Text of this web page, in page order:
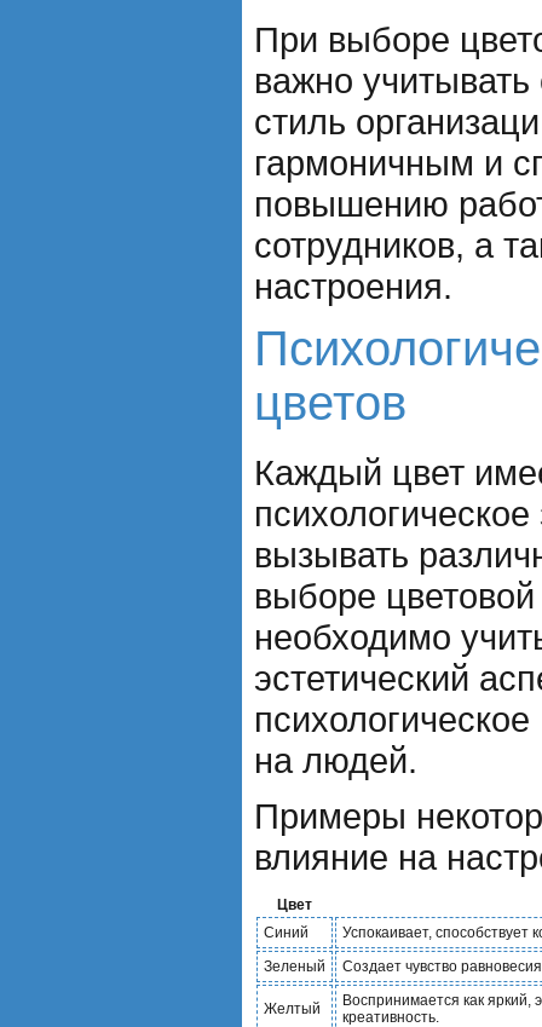
При выборе
важно
стиль
гармоничным и
повышению
сотрудников, а
настроения.
цветов
Каждый цвет
вызывать
выборе
необходимо
эстетический
на людей.
Примеры
влияние на
Цвет
Синий
Успокаивает, способствует
Зеленый
Создает чувство
Желтый
Воспринимается как яркий,
креативность.